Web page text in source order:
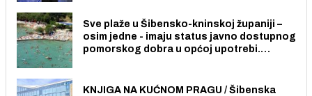
Sve plaže u Šibensko-kninskoj županiji –
osim jedne - imaju status javno dostupnog
pomorskog dobra u općoj upotrebi.
KNJIGA NA KUĆNOM PRAGU / Šibenska